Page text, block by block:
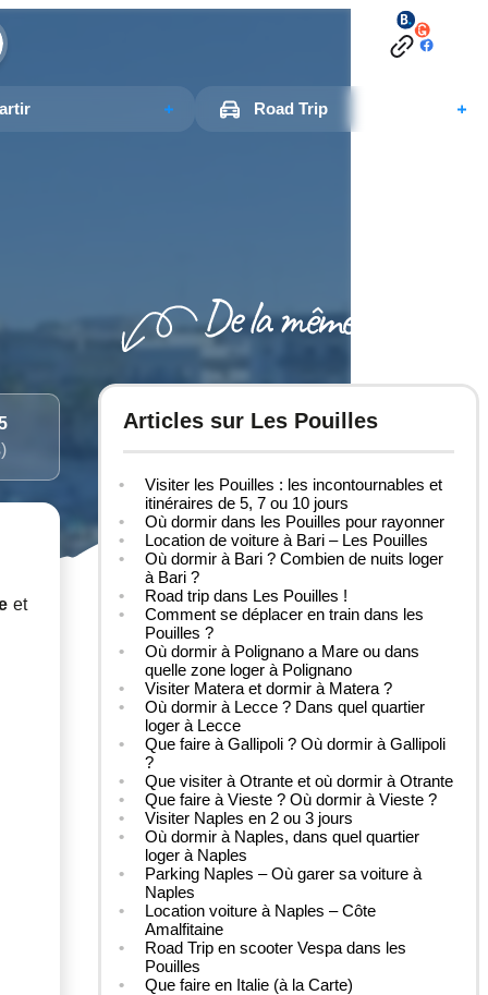
Road Trip
et
Articles sur Les Pouilles
Visiter les Pouilles : les incontournables et
itinéraires de 5, 7 ou 10 jours
Où dormir dans les Pouilles pour rayonner
Location de voiture à Bari – Les Pouilles
Où dormir à Bari ? Combien de nuits loger
à Bari ?
Road trip dans Les Pouilles !
Comment se déplacer en train dans les
Pouilles ?
Où dormir à Polignano a Mare ou dans
quelle zone loger à Polignano
Visiter Matera et dormir à Matera ?
Où dormir à Lecce ? Dans quel quartier
loger à Lecce
Que faire à Gallipoli ? Où dormir à Gallipoli
?
Que visiter à Otrante et où dormir à Otrante
Que faire à Vieste ? Où dormir à Vieste ?
Visiter Naples en 2 ou 3 jours
Où dormir à Naples, dans quel quartier
loger à Naples
Parking Naples – Où garer sa voiture à
Naples
Location voiture à Naples – Côte
Amalfitaine
Road Trip en scooter Vespa dans les
Pouilles
Que faire en Italie (à la Carte)